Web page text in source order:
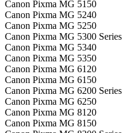
Canon Pixma MG 5150
Canon Pixma MG 5240
Canon Pixma MG 5250
Canon Pixma MG 5300 Series
Canon Pixma MG 5340
Canon Pixma MG 5350
Canon Pixma MG 6120
Canon Pixma MG 6150
Canon Pixma MG 6200 Series
Canon Pixma MG 6250
Canon Pixma MG 8120
Canon Pixma MG 8150